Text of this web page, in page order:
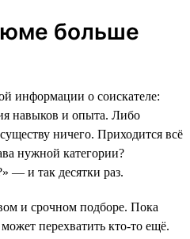
больше
информации о соискателе:
навыков и опыта. Либо
ничего. Приходится всё
нужной категории?
— и так десятки раз.
и срочном подборе. Пока
перехватить кто-то ещё.